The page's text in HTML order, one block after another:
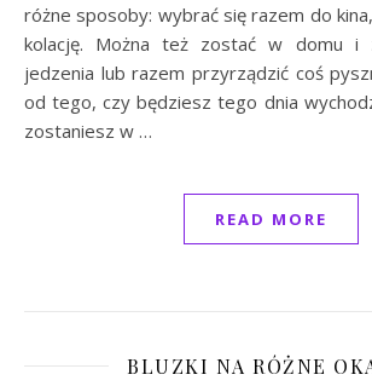
różne sposoby: wybrać się razem do
kolację. Można też zostać w domu i
jedzenia lub razem przyrządzić coś
od tego, czy będziesz tego dnia
zostaniesz w …
READ MORE
BLUZKI NA RÓŻNE